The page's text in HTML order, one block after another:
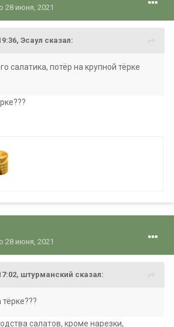
28 июня, 2021
Эсаул сказал:
салатика, потёр на крупной тёрке
28 июня, 2021
штурманский сказал:
салатов, кроме нарезки,